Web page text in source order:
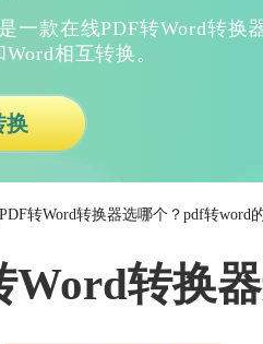
一款在线PDF转Word转换
相互转换。
换
转Word转换器选哪个？pdf转word
Word转换